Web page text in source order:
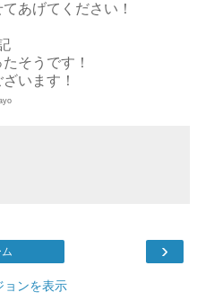
あげてください！
そうです！
います！
›
ョンを表示